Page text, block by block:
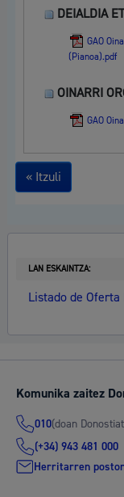
DEIALDIA
GAO
(Pianoa).pdf
OINARRI
GAO
« Itzuli
LAN ESKAINTZA:
Listado de Oferta
Komunika zaitez
010(doan
(+34) 943 481 000
Herritarren